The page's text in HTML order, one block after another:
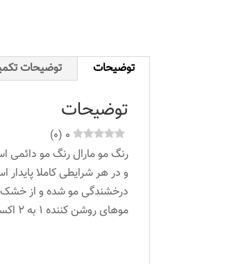
توضیحات توضیحات
توضیحات
0
(
0
)
رنگ مو مارال رنگ مو دائمی
و در هر شرایطی کاملا
موهای روشن کننده ۱ به ۲ اکسیدان ۹ درصد مارال می باشد.